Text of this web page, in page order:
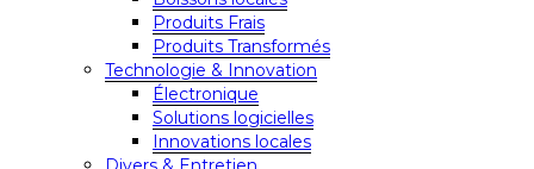
Produits Frais
Produits Transformés
Technologie & Innovation
Électronique
Solutions logicielles
Innovations locales